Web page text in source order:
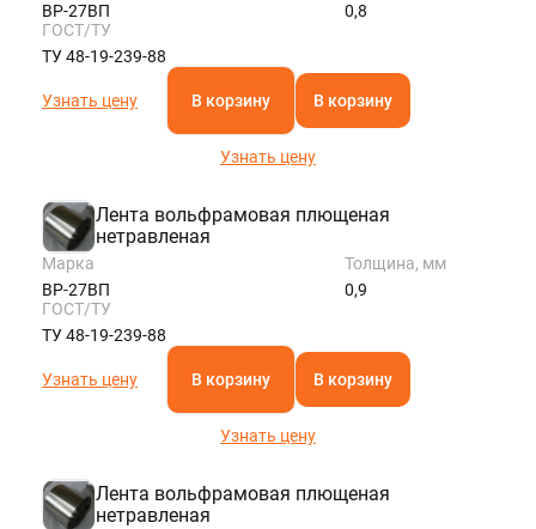
ВР-27ВП
0,8
ГОСТ/ТУ
ТУ 48-19-239-88
Узнать цену В корзину В корзину
Узнать цену
Лента вольфрамовая плющеная
нетравленая
Марка
ВР-27ВП
Толщина, мм
0,9
ГОСТ/ТУ
ТУ 48-19-239-88
Узнать цену В корзину В корзину
Узнать цену
Лента вольфрамовая плющеная
нетравленая